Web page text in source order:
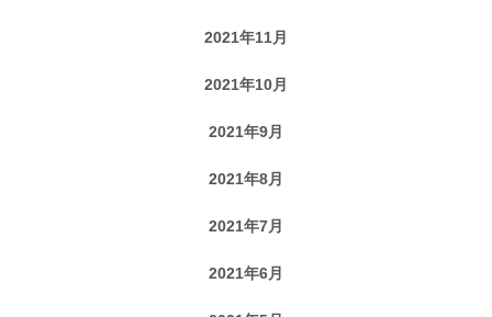
2021年11月
2021年10月
2021年9月
2021年8月
2021年7月
2021年6月